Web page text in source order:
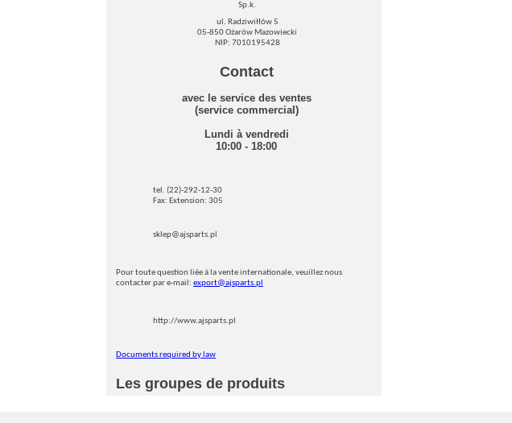
Sp.k.
ul. Radziwiłłów 5
05-850 Ożarów Mazowiecki
NIP: 7010195428
Contact
avec le service des ventes
(service commercial)
Lundi à vendredi
10:00 - 18:00
tel. (22)-292-12-30
Fax: Extension: 305
sklep@ajsparts.pl
Pour toute question liée à la vente internationale, veuillez nous
contacter par e-mail: export@ajsparts.pl
http://www.ajsparts.pl
Documents required by law
Les groupes de produits